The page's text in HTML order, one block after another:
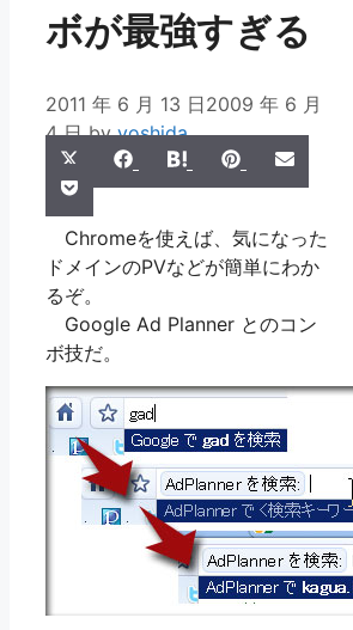
ボが最強すぎる
2011 年 6 月 13 日2009 年 6 月
4 日 byyoshida
Share
on
(Twitter)
Share
on
Facebook
Share
on
Hatena Share
on
PinterestShare
on
Share
on
Pocket
Chromeを使えば、気になった
ドメインのPVなどが簡単にわか
るぞ。
Google Ad Planner とのコン
ボ技だ。